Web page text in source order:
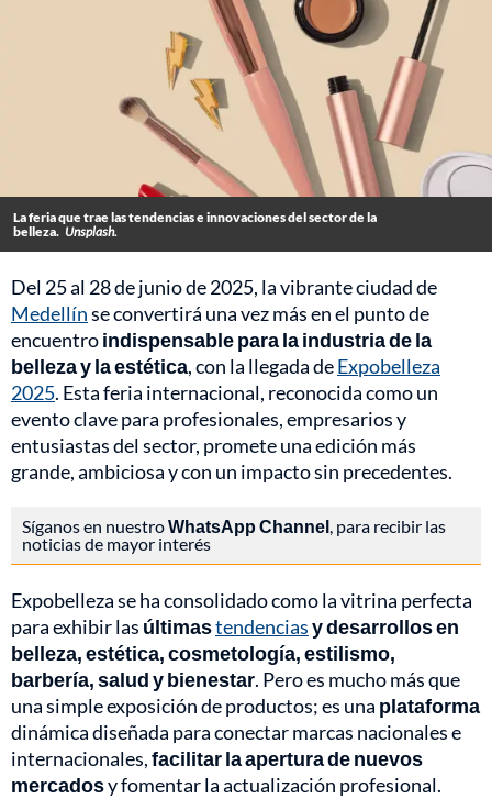
La feria que trae las tendencias e innovaciones del sector de la
belleza. Unsplash.
Del 25 al 28 de junio de 2025, la vibrante ciudad de
Medellínse convertirá una vez más en el punto de
encuentroindispensable para la industria de la
belleza y la estética, con la llegada deExpobelleza
2025. Esta feria internacional, reconocida como un
evento clave para profesionales, empresarios y
entusiastas del sector, promete una edición más
grande, ambiciosa y con un impacto sin precedentes.
Síganos en nuestroWhatsApp Channel, para recibir las
noticias de mayor interés
Expobelleza se ha consolidado como la vitrina perfecta
para exhibir las últimastendenciasy desarrollos en
belleza, estética, cosmetología, estilismo,
barbería, salud y bienestar. Pero es mucho más que
una simple exposición de productos; es una plataforma
dinámica diseñada para conectar marcas nacionales e
internacionales,facilitar la apertura de nuevos
mercadosy fomentar la actualización profesional.